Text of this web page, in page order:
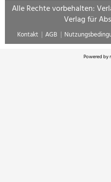
Alle Rechte vorbehalten:
Verlag für
Kontakt AGB
Powered by